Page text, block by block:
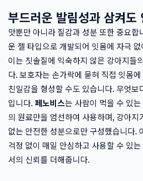
부드러운 발림성과 삼켜도
맛뿐만 아니라 질감과 성분 또한 중요합
운 젤 타입으로 개발되어 잇몸에 자극
이는 칫솔질에 익숙하지 않은 강아지들
다. 보호자는 손가락에 묻혀 직접 잇몸
친밀감을 형성할 수도 있습니다. 무엇보
입니다. 페노비스는 사람이 먹을 수 있
의 원료만을 엄선하여 사용하며, 강아지
없는 안전한 성분으로만 구성했습니다.
걱정 없이 매일 안심하고 사용할 수 있
서의 신뢰를 더해줍니다.